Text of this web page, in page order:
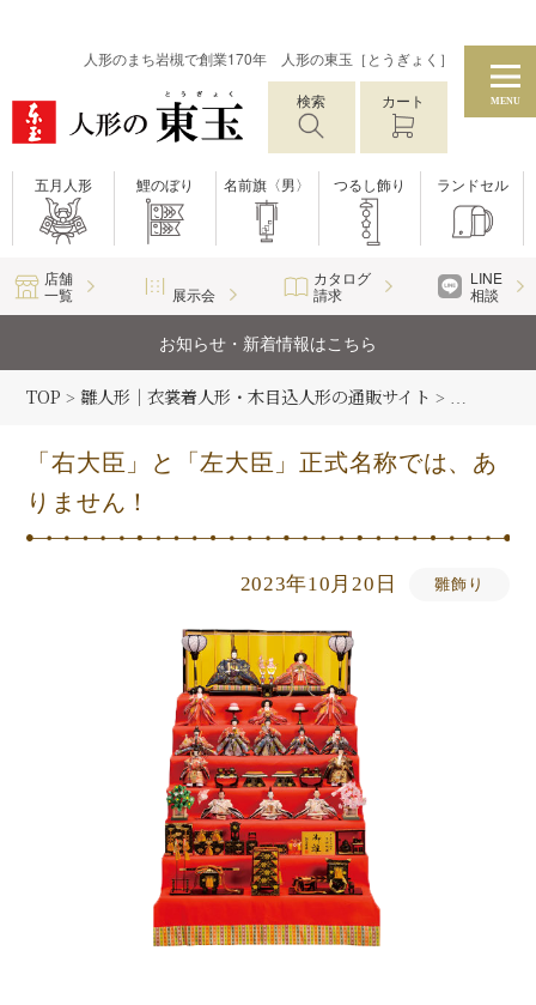
人形のまち岩槻で創業170年 人形の東玉［とうぎょく］
検索 カート MENU
五月人形 鯉のぼり 名前旗〈男〉 つるし飾り ランドセル
店舗
一覧
展示会
カタログ
請求
LINE
相談
お知らせ・新着情報はこちら
TOP >雛人形｜衣裳着人形・木目込人形の通販サイト >
「右大臣」と「左大臣」正式名称では、あ
りません！
2023年10月20日 雛飾り